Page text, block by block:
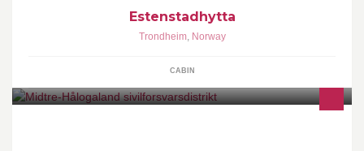
Estenstadhytta
Trondheim, Norway
CABIN